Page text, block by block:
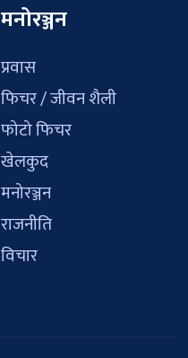
मनोरञ्जन
प्रवास
फिचर / जीवन शैली
फोटो फिचर
खेलकुद
मनोरञ्जन
राजनीति
विचार